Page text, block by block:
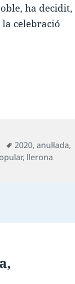
ha decidit,
celebració
Etiquetes
2020,anul·lada,
, llerona